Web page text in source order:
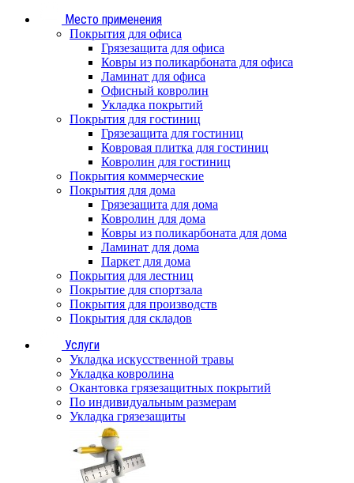
Место применения
Покрытия для офиса
Грязезащита для офиса
Ковры из поликарбоната для офиса
Ламинат для офиса
Офисный ковролин
Укладка покрытий
Покрытия для гостиниц
Грязезащита для гостиниц
Ковровая плитка для гостиниц
Ковролин для гостиниц
Покрытия коммерческие
Покрытия для дома
Грязезащита для дома
Ковролин для дома
Ковры из поликарбоната для дома
Ламинат для дома
Паркет для дома
Покрытия для лестниц
Покрытие для спортзала
Покрытия для производств
Покрытия для складов
Услуги
Укладка искусственной травы
Укладка ковролина
Окантовка грязезащитных покрытий
По индивидуальным размерам
Укладка грязезащиты